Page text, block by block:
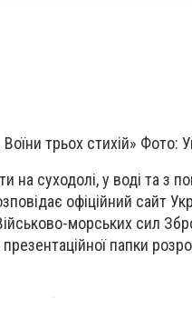
трьох стихій» Фото:
суходолі, у воді та з
офіційний сайт
морських сил
папки